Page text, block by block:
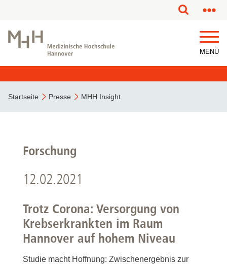
MENÜ
Startseite Presse MHH Insight
Forschung
12.02.2021
Trotz Corona: Versorgung von
Krebserkrankten im Raum
Hannover auf hohem Niveau
Studie macht Hoffnung: Zwischenergebnis zur